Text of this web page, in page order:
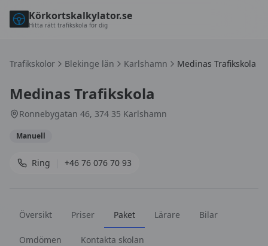
Körkortskalkylator.se
Hitta rätt trafikskola för dig
Trafikskolor Blekinge län Karlshamn Medinas Trafikskola
Medinas Trafikskola
Ronnebygatan 46, 374 35 Karlshamn
Manuell
Ring +46 76 076 70 93
Översikt Priser Paket Lärare Bilar
Omdömen Kontakta skolan